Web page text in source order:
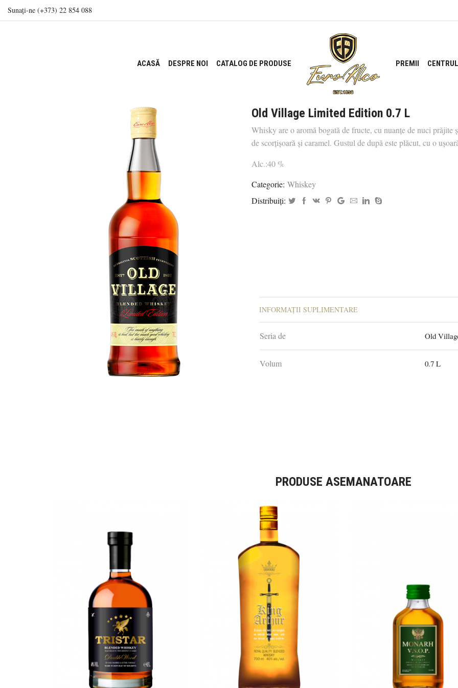
Sunați-ne (+373) 22 854 088
ACASĂ DESPRE NOI CATALOG DE PRODUSE PREMII
Old Village Limited Edition 0.7 L
Whisky are o aromă bogată de fructe, cu nuanţe de nuci
de scorțișoară și caramel. Gustul de după este plăcut, cu o
Alc.:40 %
Categorie: Whiskey
Distribuiți:
INFORMAȚII SUPLIMENTARE
Seria de Old
Volum 0.7 L
PRODUSE ASEMANATOARE